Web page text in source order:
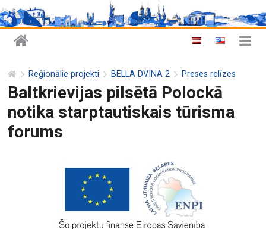
Reģionālie projekti BELLA DVINA 2 Preses relīzes
Baltkrievijas pilsētā Polockā
notika starptautiskais tūrisma
forums